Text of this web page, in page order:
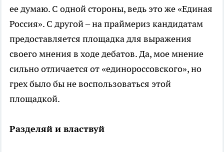
ее думаю. С одной стороны, ведь это же «Единая
Россия». С другой – на праймериз кандидатам
предоставляется площадка для выражения
своего мнения в ходе дебатов. Да, мое мнение
сильно отличается от «единороссовского», но
грех было бы не воспользоваться этой
площадкой.
Разделяй и властвуй